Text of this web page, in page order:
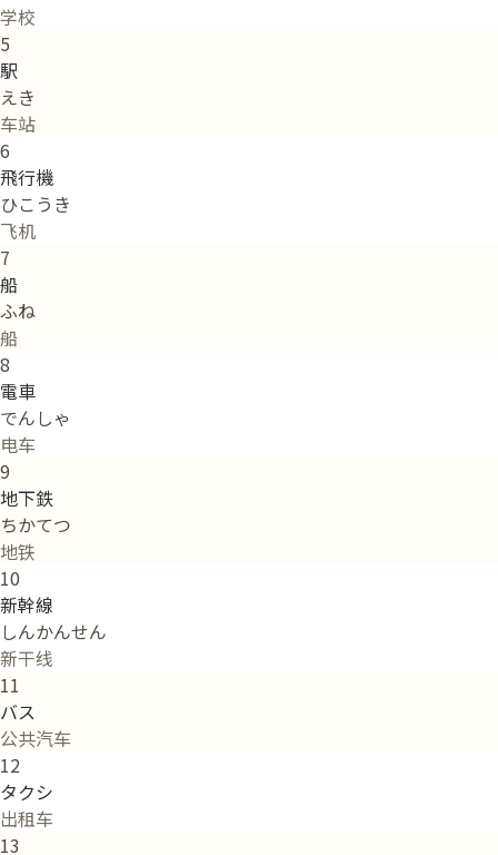
学校
5
駅
えき
车站
6
飛行機
ひこうき
飞机
7
船
ふね
船
8
電車
でんしゃ
电车
9
地下鉄
ちかてつ
地铁
10
新幹線
しんかんせん
新干线
11
バス
公共汽车
12
タクシ
出租车
13